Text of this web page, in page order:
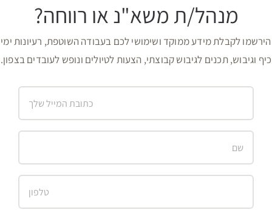
מנהל/ת משא"נ או רווחה?
הירשמו לקבלת מידע ממוקד ושימושי לכם בעבודה השוטפת, רעיונות ימי
כיף וגיבוש, תכנים לגיבוש קבוצתי, הצעות לטיולים ונופש לעובדים בצפון.